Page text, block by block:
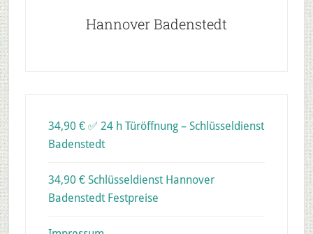
Hannover Badenstedt
34,90 € ✅ 24 h Türöffnung – Schlüsseldienst
Badenstedt
34,90 € Schlüsseldienst Hannover
Badenstedt Festpreise